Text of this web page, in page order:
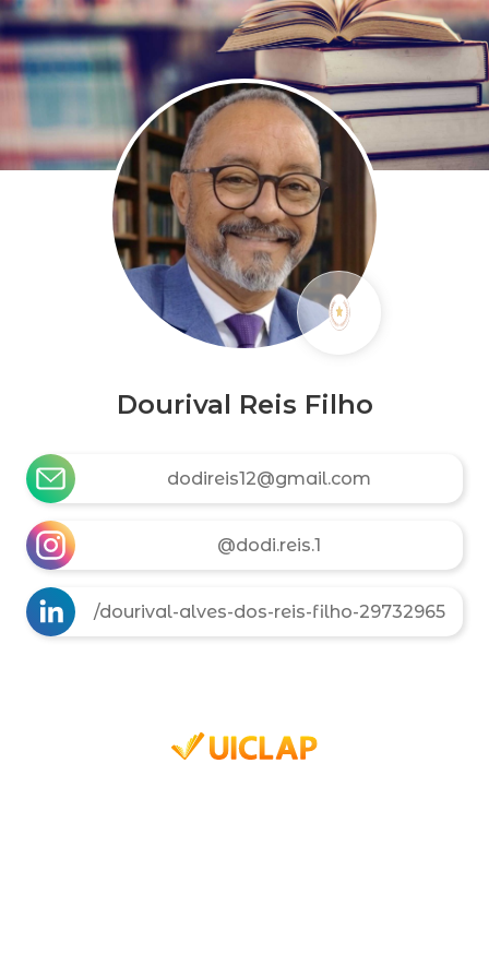
Dourival Reis Filho
dodireis12@gmail.com
@dodi.reis.1
/dourival-alves-dos-reis-filho-29732965